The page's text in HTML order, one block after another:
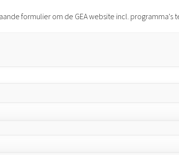
formulier om de GEA website incl. programma's